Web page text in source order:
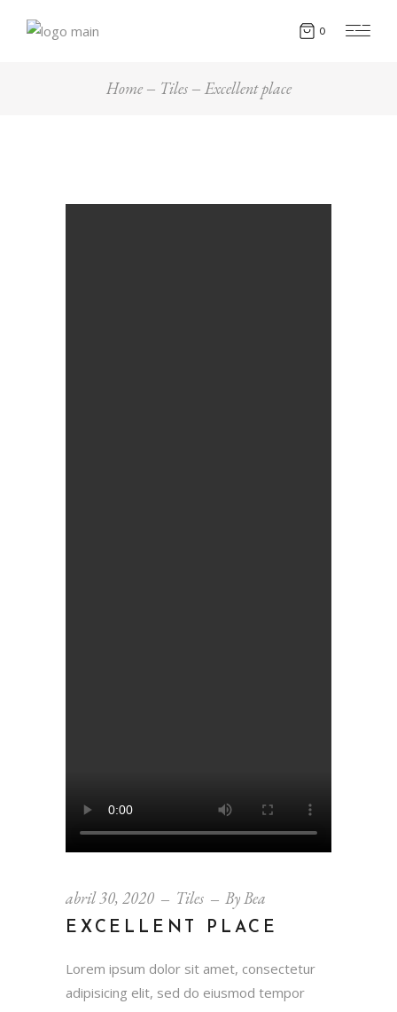
0
Home Tiles Excellent place
abril 30, 2020 Tiles ByBea
EXCELLENT PLACE
Lorem ipsum dolor sit amet, consectetur
adipisicing elit, sed do eiusmod tempor